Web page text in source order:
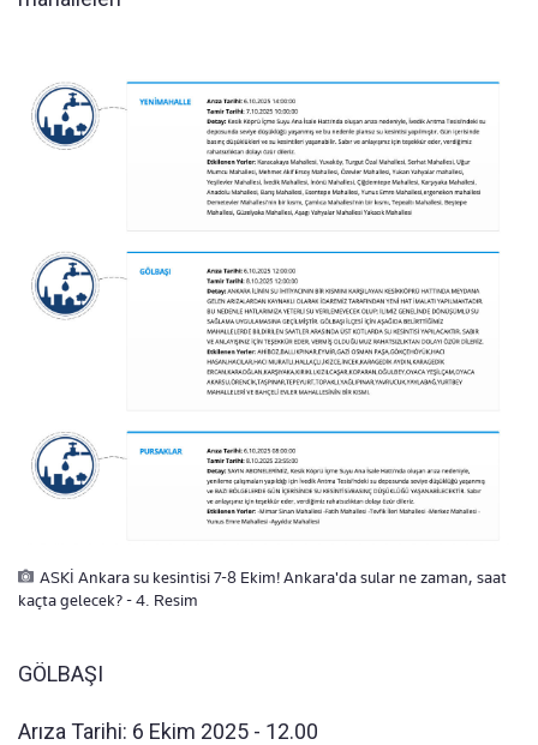
ASKİ Ankara su kesintisi 7-8 Ekim! Ankara'da sular ne zaman, saat
kaçta gelecek? - 4. Resim
GÖLBAŞI
Arıza Tarihi: 6 Ekim 2025 - 12.00